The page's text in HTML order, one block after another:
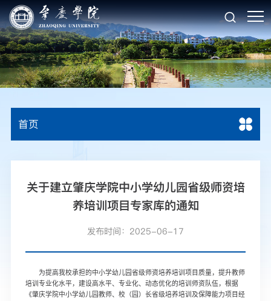
首页
关于建立肇庆学院中小学幼儿园省级师资培
养培训项目专家库的通知
发布时间：2025-06-17
为提高我校承担的中小学幼儿园省级师资培养培训项目质量，提升教师
培训专业化水平，建设高水平、专业化、动态优化的培训师资队伍，根据
《肇庆学院中小学幼儿园教师、校（园）长省级培养培训及保障能力项目经